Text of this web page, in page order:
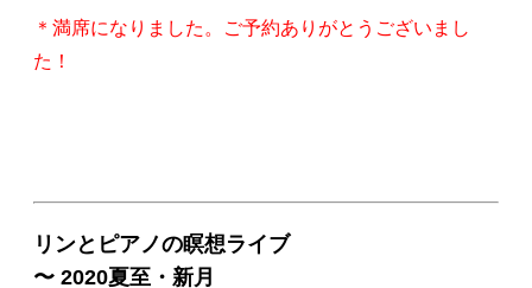
＊満席になりました。ご予約ありがとうございまし
た！
リンとピアノの瞑想ライブ
〜 2020夏至・新月